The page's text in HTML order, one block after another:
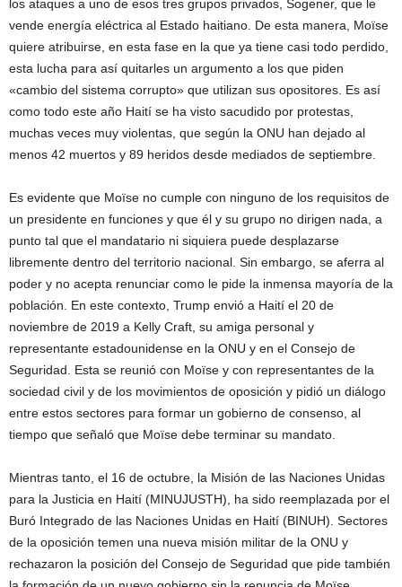
los ataques a uno de esos tres grupos privados, Sogener, que le
vende energía eléctrica al Estado haitiano. De esta manera, Moïse
quiere atribuirse, en esta fase en la que ya tiene casi todo perdido,
esta lucha para así quitarles un argumento a los que piden
«cambio del sistema corrupto» que utilizan sus opositores. Es así
como todo este año Haití se ha visto sacudido por protestas,
muchas veces muy violentas, que según la ONU han dejado al
menos 42 muertos y 89 heridos desde mediados de septiembre.
Es evidente que Moïse no cumple con ninguno de los requisitos de
un presidente en funciones y que él y su grupo no dirigen nada, a
punto tal que el mandatario ni siquiera puede desplazarse
libremente dentro del territorio nacional. Sin embargo, se aferra al
poder y no acepta renunciar como le pide la inmensa mayoría de la
población. En este contexto, Trump envió a Haití el 20 de
noviembre de 2019 a Kelly Craft, su amiga personal y
representante estadounidense en la ONU y en el Consejo de
Seguridad. Esta se reunió con Moïse y con representantes de la
sociedad civil y de los movimientos de oposición y pidió un diálogo
entre estos sectores para formar un gobierno de consenso, al
tiempo que señaló que Moïse debe terminar su mandato.
Mientras tanto, el 16 de octubre, la Misión de las Naciones Unidas
para la Justicia en Haití (MINUJUSTH), ha sido reemplazada por el
Buró Integrado de las Naciones Unidas en Haití (BINUH). Sectores
de la oposición temen una nueva misión militar de la ONU y
rechazaron la posición del Consejo de Seguridad que pide también